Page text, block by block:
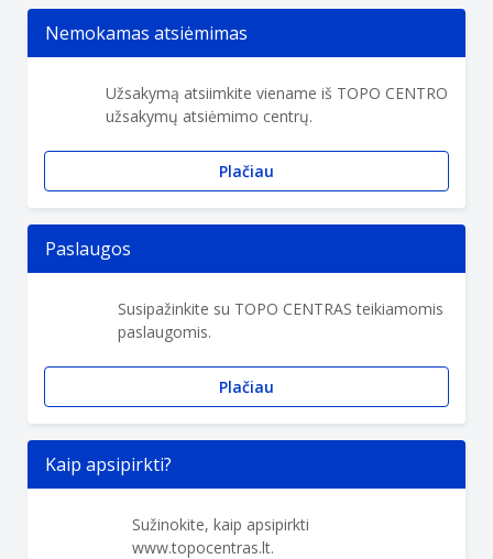
Nemokamas atsiėmimas
Užsakymą atsiimkite viename iš TOPO CENTRO
užsakymų atsiėmimo centrų.
Plačiau
Paslaugos
Susipažinkite su TOPO CENTRAS teikiamomis
paslaugomis.
Plačiau
Kaip apsipirkti?
Sužinokite, kaip apsipirkti
www.topocentras.lt.